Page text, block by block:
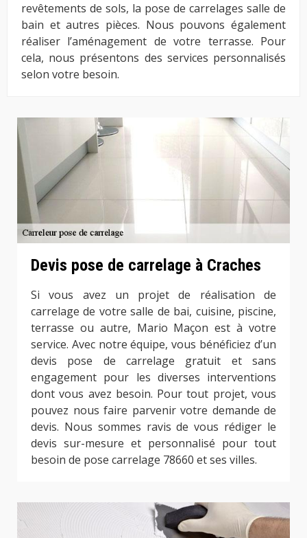
revêtements de sols, la pose de carrelages salle de
bain et autres pièces. Nous pouvons également
réaliser l’aménagement de votre terrasse. Pour
cela, nous présentons des services personnalisés
selon votre besoin.
Devis pose de carrelage à Craches
Si vous avez un projet de réalisation de
carrelage de votre salle de bai, cuisine, piscine,
terrasse ou autre, Mario Maçon est à votre
service. Avec notre équipe, vous bénéficiez d’un
devis pose de carrelage gratuit et sans
engagement pour les diverses interventions
dont vous avez besoin. Pour tout projet, vous
pouvez nous faire parvenir votre demande de
devis. Nous sommes ravis de vous rédiger le
devis sur-mesure et personnalisé pour tout
besoin de pose carrelage 78660 et ses villes.